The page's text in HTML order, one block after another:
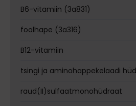
B6-vitamiin (3a831)
foolhape (3a316)
B12-vitamiin
tsingi ja aminohappekelaadi
raud(II)sulfaatmonohüdraat